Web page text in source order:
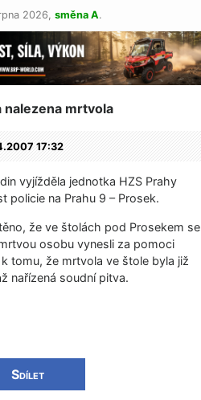
2026, směna A.
nalezena mrtvola
17:32
vyjížděla jednotka HZS Prahy
policie na Prahu 9 – Prosek.
že ve štolách pod Prosekem se
osobu vynesli za pomoci
tomu, že mrtvola ve štole byla již
nařízená soudní pitva.
Sdílet